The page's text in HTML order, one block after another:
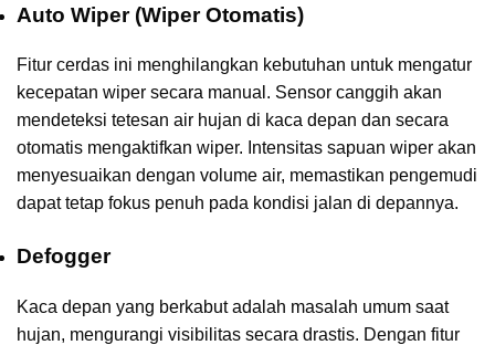
Auto Wiper (Wiper Otomatis)
Fitur cerdas ini menghilangkan kebutuhan untuk mengatur
kecepatan wiper secara manual. Sensor canggih akan
mendeteksi tetesan air hujan di kaca depan dan secara
otomatis mengaktifkan wiper. Intensitas sapuan wiper akan
menyesuaikan dengan volume air, memastikan pengemudi
dapat tetap fokus penuh pada kondisi jalan di depannya.
Defogger
Kaca depan yang berkabut adalah masalah umum saat
hujan, mengurangi visibilitas secara drastis. Dengan fitur